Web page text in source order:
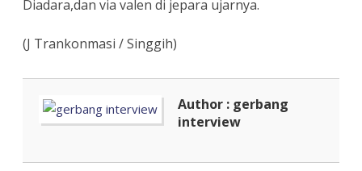
Diadara,dan via valen di jepara ujarnya.
(J Trankonmasi / Singgih)
Author : gerbang
interview